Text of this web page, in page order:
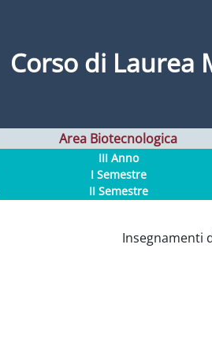
Corso di Laurea
Area Biotecnologica
III Anno
I Semestre
II Semestre
Insegnamenti